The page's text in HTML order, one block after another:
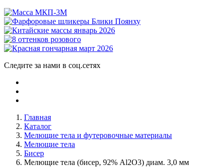
Следите за нами в соц.сетях
Главная
Каталог
Мелющие тела и футеровочные материалы
Мелющие тела
Бисер
Мелющие тела (бисер, 92% Al2O3) диам. 3,0 мм